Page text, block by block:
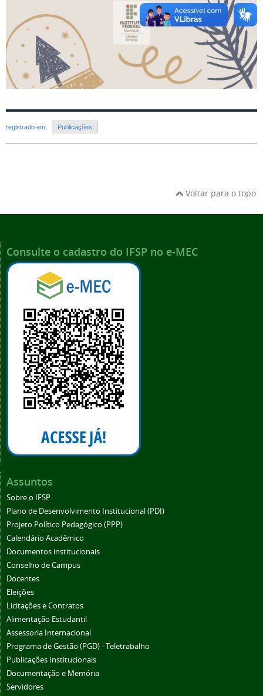
registrado em: Publicações
Voltar para o topo
Consulte o cadastro do IFSP no e-MEC
Assuntos
Sobre o IFSP
Plano de Desenvolvimento Institucional (PDI)
Projeto Político Pedagógico (PPP)
Calendário Acadêmico
Documentos institucionais
Conselho de Campus
Docentes
Eleições
Licitações e Contratos
Alimentação Estudantil
Assessoria Internacional
Programa de Gestão (PGD) - Teletrabalho
Publicações Institucionais
Documentação e Memória
Servidores